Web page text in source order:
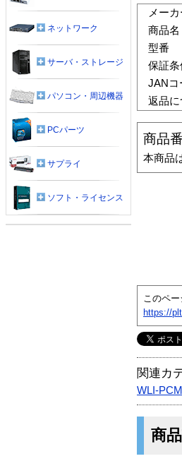
メーカ
商品名
型番
保証条
JANコ
返品に
商品
本商品
このペー
https://
関連カ
WLI-
商
ネットワーク
サーバ・ストレージ
パソコン・周辺機器
PCパーツ
サプライ
ソフト・ライセンス